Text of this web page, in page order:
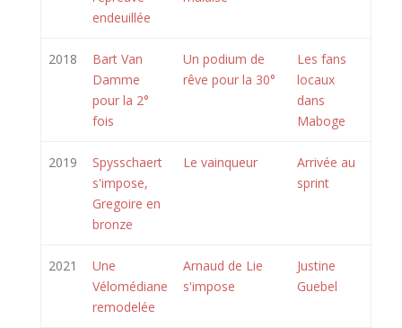
endeuillée
2018
Bart Van
Damme
pour la 2°
fois
Un podium de
rêve pour la 30°
Les fans
locaux
dans
Maboge
2019
Spysschaert
s'impose,
Gregoire en
bronze
Le vainqueur
Arrivée au
sprint
2021
Une
Vélomédiane
remodelée
Arnaud de Lie
s'impose
Justine
Guebel